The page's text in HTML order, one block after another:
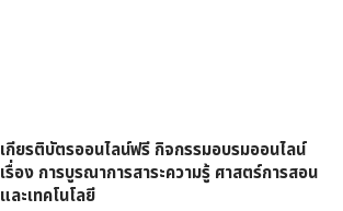
เกียรติบัตรออนไลน์ฟรี กิจกรรมอบรมออนไลน์
เรื่อง การบูรณาการสาระความรู้ ศาสตร์การสอน
และเทคโนโลยี